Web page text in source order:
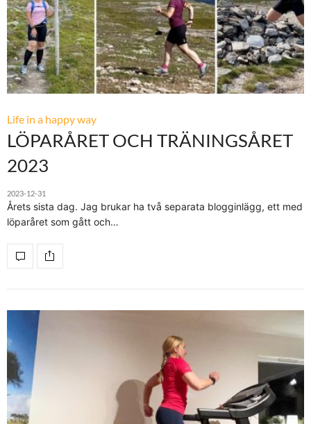
Life in a happy way
LÖPARÅRET OCH TRÄNINGSÅRET
2023
2023-12-31
Årets sista dag. Jag brukar ha två separata blogginlägg, ett med
löparåret som gått och…